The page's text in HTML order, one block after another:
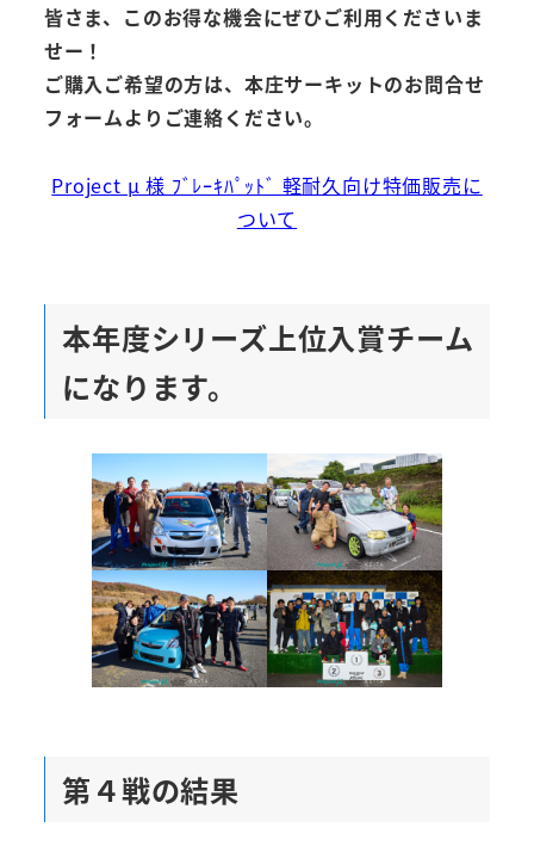
皆さま、このお得な機会にぜひご利用くださいま
せー！
ご購入ご希望の方は、本庄サーキットのお問合せ
フォームよりご連絡ください。
Project μ 様 ﾌﾞﾚｰｷﾊﾟｯﾄﾞ 軽耐久向け特価販売に
ついて
本年度シリーズ上位入賞チーム
になります。
第４戦の結果